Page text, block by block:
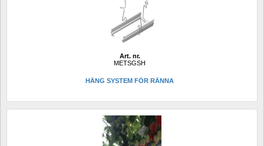
Art. nr.
METSGSH
HÄNG SYSTEM FÖR RÄNNA